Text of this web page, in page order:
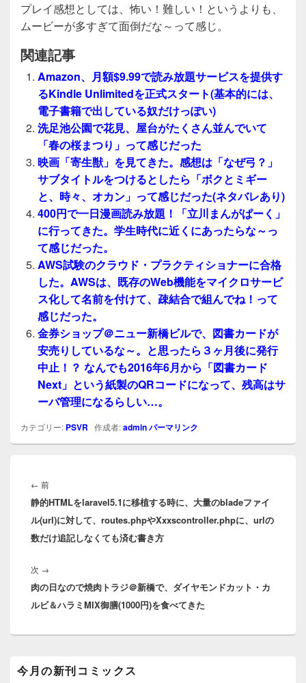
プレイ感想としては、怖い！難しい！というよりも、
ムービーが多すぎて面倒だな～って感じ。
関連記事
Amazon、月額$9.99で読み放題サービスを提供す
るKindle Unlimitedを正式スタート(基本的には、
電子書籍で出している奴だけっぽい)
洗足池公園で花見、屋台がたくさん並んでいて
「春の桜まつり」って感じだった
映画「寄生獣」を見てきた。感想は「なぜ弓？」
サブタイトルをつけるとしたら「ボクとミギー
と、時々、オカン」って感じだった(ネタバレあり)
400円で一日漫画読み放題！「立川まんがぱーく」
に行ってきた。学生時代に近くにあったらな～っ
て感じだった。
AWS試験のクラウド・プラクティショナーに合格
した。AWSは、既存のWeb機能をマイクロサービ
ス化して名前を付けて、疎結合で組んでね！って
感じだった。
金券ショップ＠ニュー新橋ビルで、図書カードが
安売りしているな～。と思ったら３ヶ月後に発行
中止！？ なんでも2016年6月から「図書カード
Next」という紙製のQRコードになって、残高はサ
ーバ管理になるらしい…。
カテゴリー: PSVR 作成者:adminパーマリンク
稿
ナ
ビ
ゲ
ー
ョ
ン
← 前前
の
投
稿:
静的HTMLをlaravel5.1に移植する時に、大量のbladeファイ
ル(url)に対して、routes.phpやXxxscontroller.phpに、urlの
数だけ追記しなくても済む書き方
次 →
の
投
肉の日なので焼肉トラジ＠新橋で、ダイヤモンドカット・カ
ルビ＆ハラミMIX御膳(1000円)を食べてきた
イ今月の新刊コミックス